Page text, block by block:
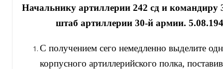
Начальнику артиллерии 242 сд и
штаб артиллерии 30-й армии.
С получением сего немедленно выделите
корпусного артиллерийского полка,